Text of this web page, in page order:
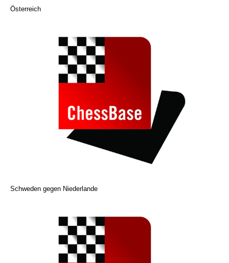
Österreich
Schweden gegen Niederlande